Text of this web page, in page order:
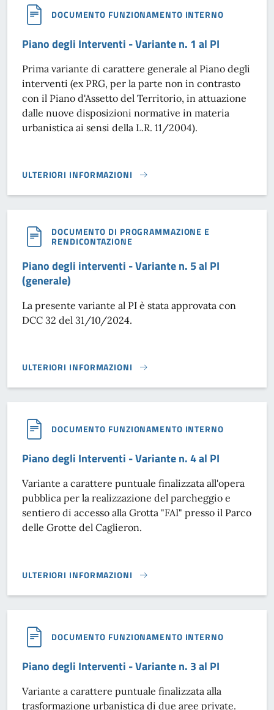
DOCUMENTO FUNZIONAMENTO INTERNO
Piano degli Interventi - Variante n. 1 al PI
Prima variante di carattere generale al Piano degli
interventi (ex PRG, per la parte non in contrasto
con il Piano d'Assetto del Territorio, in attuazione
dalle nuove disposizioni normative in materia
urbanistica ai sensi della L.R. 11/2004).
ULTERIORI INFORMAZIONI
PIANO DEGLI INTERVENTI - VARIANTE N. 1 AL PI}
DOCUMENTO DI PROGRAMMAZIONE E
RENDICONTAZIONE
Piano degli interventi - Variante n. 5 al PI
(generale)
La presente variante al PI è stata approvata con
DCC 32 del 31/10/2024.
ULTERIORI INFORMAZIONI
PIANO DEGLI INTERVENTI - VARIANTE N. 5 AL PI
DOCUMENTO FUNZIONAMENTO INTERNO
Piano degli Interventi - Variante n. 4 al PI
Variante a carattere puntuale finalizzata all'opera
pubblica per la realizzazione del parcheggio e
sentiero di accesso alla Grotta "FAI" presso il Parco
delle Grotte del Caglieron.
ULTERIORI INFORMAZIONI
PIANO DEGLI INTERVENTI - VARIANTE N. 4 AL PI}
DOCUMENTO FUNZIONAMENTO INTERNO
Piano degli Interventi - Variante n. 3 al PI
Variante a carattere puntuale finalizzata alla
trasformazione urbanistica di due aree private.